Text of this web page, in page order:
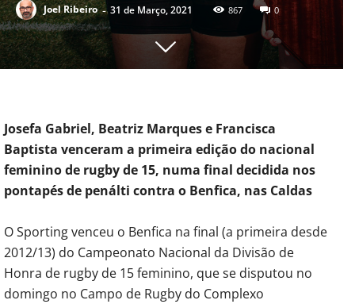
Joel Ribeiro - 31 de Março, 2021 867 0
Josefa Gabriel, Beatriz Marques e Francisca
Baptista venceram a primeira edição do nacional
feminino de rugby de 15, numa final decidida nos
pontapés de penálti contra o Benfica, nas Caldas
O Sporting venceu o Benfica na final (a primeira desde
2012/13) do Campeonato Nacional da Divisão de
Honra de rugby de 15 feminino, que se disputou no
domingo no Campo de Rugby do Complexo